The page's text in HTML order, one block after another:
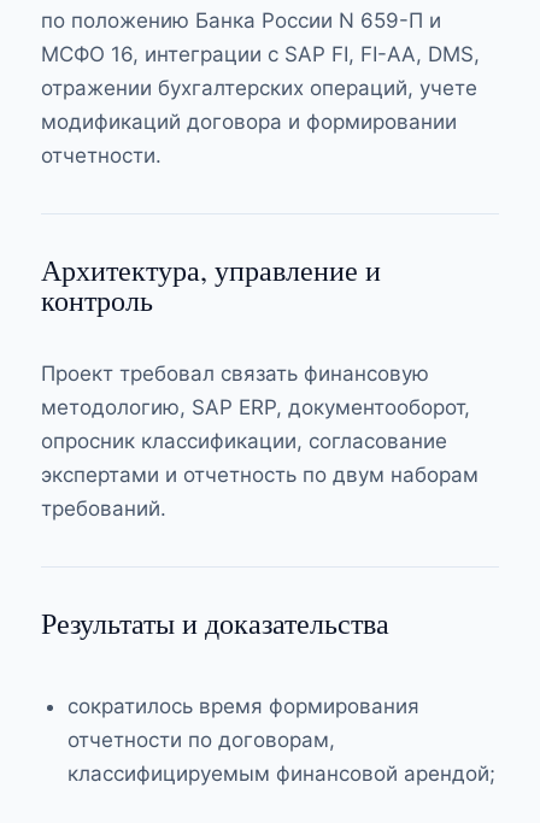
по положению Банка России N 659-П и
МСФО 16, интеграции с SAP FI, FI-AA, DMS,
отражении бухгалтерских операций, учете
модификаций договора и формировании
отчетности.
Архитектура, управление и
контроль
Проект требовал связать финансовую
методологию, SAP ERP, документооборот,
опросник классификации, согласование
экспертами и отчетность по двум наборам
требований.
Результаты и доказательства
сократилось время формирования
отчетности по договорам,
классифицируемым финансовой арендой;